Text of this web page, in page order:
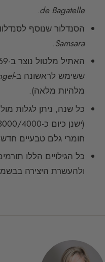
de Bagatelle
.
הסנדלור שנוסף
Samsara
.
ששימש לראשונה ב-
מלהיות מלאה).
כל שנה, ניתן לגלות
חומרי גלם טבעיים חדשים
כל הגילויים הללו
ולהעשרת היצירה